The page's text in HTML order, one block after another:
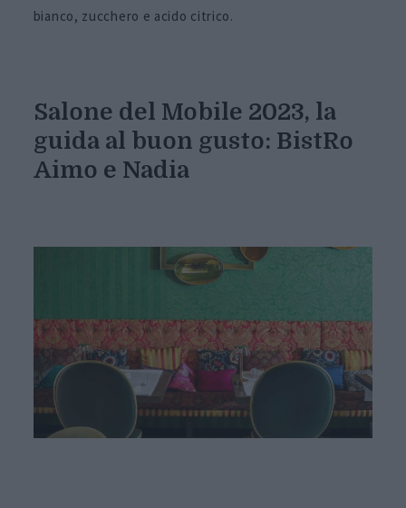
bianco, zucchero e acido citrico.
Salone del Mobile 2023, la
guida al buon gusto: BistRo
Aimo e Nadia